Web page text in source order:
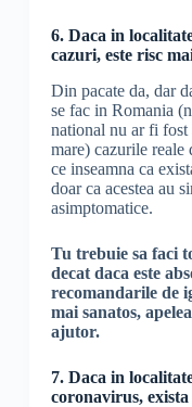
6. Daca in
cazuri, este risc
Din pacate da, dar
se fac in Romania
national nu ar fi fost
mare) cazurile reale
ce inseamna ca
doar ca acestea au
asimptomatice.
Tu trebuie sa faci
decat daca este
recomandarile de
mai sanatos,
ajutor.
7. Daca in
coronavirus,